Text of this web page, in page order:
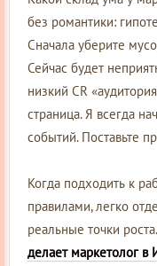
без романтики:
Сначала уберите
Сейчас будет
низкий CR
страница. Я всегда
событий. Поставьте
Когда подходить к
правилами, легко
реальные точки
делает маркетолог в